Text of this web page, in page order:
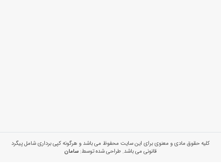
کلیه حقوق مادی و معنوی برای این سایت محفوظ می باشد و هرگونه کپی برداری شامل پیگرد
قانونی می باشد. طراحی شده توسط:سامان